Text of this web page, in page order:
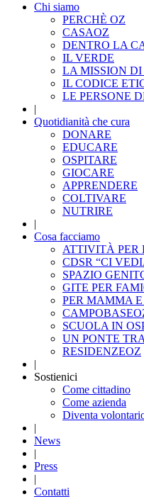
Chi siamo
PERCHÈ OZ
CASAOZ
DENTRO LA
IL VERDE
LA MISSION
IL CODICE
LE PERSONE
|
Quotidianità che cura
DONARE
EDUCARE
OSPITARE
GIOCARE
APPRENDERE
COLTIVARE
NUTRIRE
|
Cosa facciamo
ATTIVITÀ PER
CDSR “CI
SPAZIO
GITE PER
PER MAMMA E
SCUOLA IN
UN PONTE
RESIDENZEOZ
|
Sostienici
Come cittadino
Come azienda
Diventa
|
News
|
Press
|
Contatti